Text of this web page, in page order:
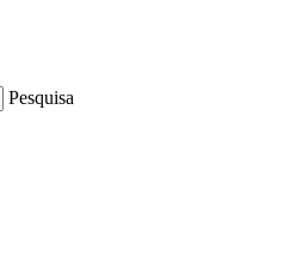
Pesquisa